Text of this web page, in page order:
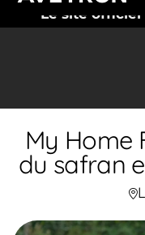
Le site
My Home
du safran